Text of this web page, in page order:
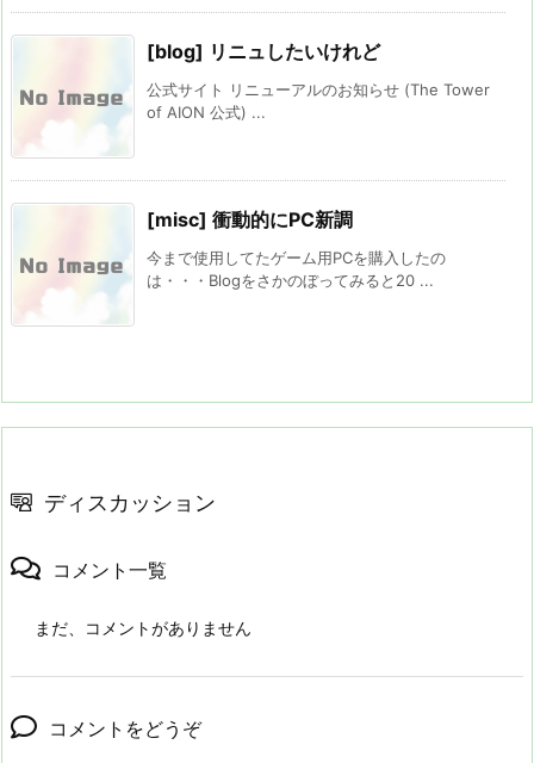
[blog] リニュしたいけれど
公式サイト リニューアルのお知らせ (The Tower
of AION 公式) ...
[misc] 衝動的にPC新調
今まで使用してたゲーム用PCを購入したの
は・・・Blogをさかのぼってみると20 ...
ディスカッション
コメント一覧
まだ、コメントがありません
コメントをどうぞ